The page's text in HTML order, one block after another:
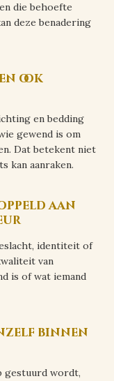
die behoefte
deze benadering
ook
en bedding
gewend is om
Dat betekent niet
kan aanraken.
aan
identiteit of
van
is of wat iemand
binnen
gestuurd wordt,